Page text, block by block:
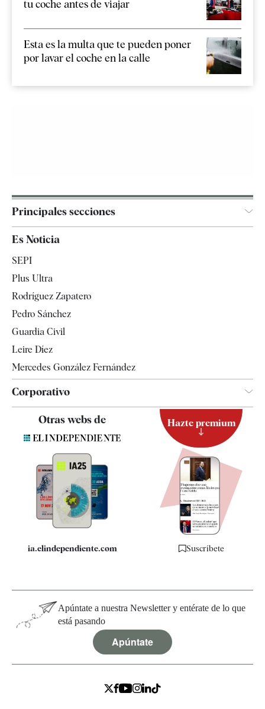
tu coche antes de viajar
Esta es la multa que te pueden poner
por lavar el coche en la calle
Principales secciones
Televisión
Es Noticia
SEPI
Plus Ultra
Rodríguez Zapatero
Pedro Sánchez
Guardia Civil
Leire Díez
Mercedes González Fernández
Corporativo
Quiénes somos
Especificaciones
Otras webs de
ia.elindependiente.com
Hazte premium
Suscríbete
Apúntate a nuestra Newsletter y entérate de lo que
está pasando
Apúntate